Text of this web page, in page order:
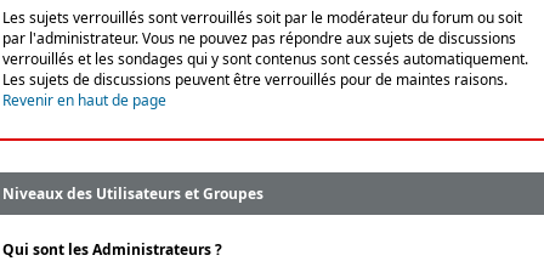
Les sujets verrouillés sont verrouillés soit par le modérateur du forum ou soit
par l'administrateur. Vous ne pouvez pas répondre aux sujets de discussions
verrouillés et les sondages qui y sont contenus sont cessés automatiquement.
Les sujets de discussions peuvent être verrouillés pour de maintes raisons.
Revenir en haut de page
Niveaux des Utilisateurs et Groupes
Qui sont les Administrateurs ?